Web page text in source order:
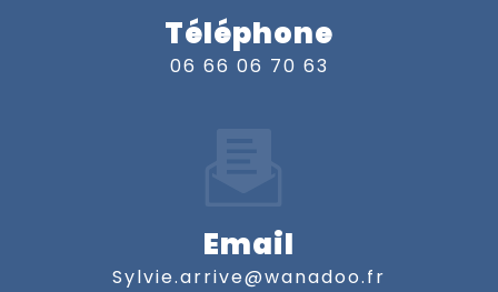
Téléphone
06 66 06 70 63
Email
sylvie.arrive@wanadoo.fr